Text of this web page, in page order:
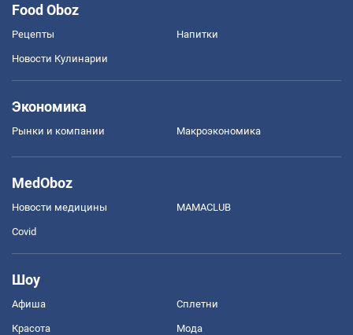
Food Oboz
Рецепты Напитки
Новости Кулинарии
Экономика
Рынки и компании Mакроэкономика
MedOboz
Новости медицины MAMACLUB
Covid
Шоу
Афиша Сплетни
Красота Мода